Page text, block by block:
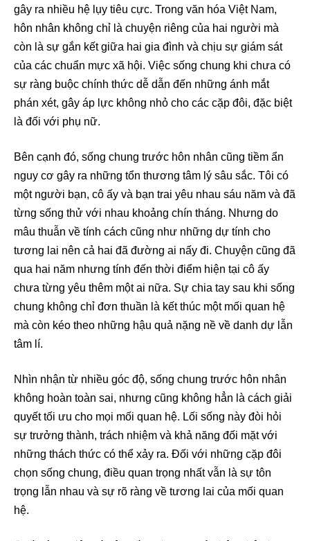
gây ra nhiều hệ lụy tiêu cực. Trong văn hóa Việt Nam,
hôn nhân không chỉ là chuyện riêng của hai người mà
còn là sự gắn kết giữa hai gia đình và chịu sự giám sát
của các chuẩn mực xã hội. Việc sống chung khi chưa có
sự ràng buộc chính thức dễ dẫn đến những ánh mắt
phán xét, gây áp lực không nhỏ cho các cặp đôi, đặc biệt
là đối với phụ nữ.
Bên cạnh đó, sống chung trước hôn nhân cũng tiềm ẩn
nguy cơ gây ra những tổn thương tâm lý sâu sắc. Tôi có
một người bạn, cô ấy và bạn trai yêu nhau sáu năm và đã
từng sống thử với nhau khoảng chín tháng. Nhưng do
mâu thuẫn về tính cách cũng như những dự tính cho
tương lai nên cả hai đã đường ai nấy đi. Chuyện cũng đã
qua hai năm nhưng tính đến thời điểm hiện tại cô ấy
chưa từng yêu thêm một ai nữa. Sự chia tay sau khi sống
chung không chỉ đơn thuần là kết thúc một mối quan hệ
mà còn kéo theo những hậu quả nặng nề về danh dự lẫn
tâm lí.
Nhìn nhận từ nhiều góc độ, sống chung trước hôn nhân
không hoàn toàn sai, nhưng cũng không hẳn là cách giải
quyết tối ưu cho mọi mối quan hệ. Lối sống này đòi hỏi
sự trưởng thành, trách nhiệm và khả năng đối mặt với
những thách thức có thể xảy ra. Đối với những cặp đôi
chọn sống chung, điều quan trọng nhất vẫn là sự tôn
trọng lẫn nhau và sự rõ ràng về tương lai của mối quan
hệ.